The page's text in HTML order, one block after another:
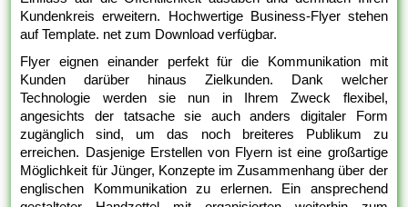
Kundenkreis erweitern. Hochwertige Business-Flyer stehen
auf Template. net zum Download verfügbar.
Flyer eignen einander perfekt für die Kommunikation mit
Kunden darüber hinaus Zielkunden. Dank welcher
Technologie werden sie nun in Ihrem Zweck flexibel,
angesichts der tatsache sie auch anders digitaler Form
zugänglich sind, um das noch breiteres Publikum zu
erreichen. Dasjenige Erstellen von Flyern ist eine großartige
Möglichkeit für Jünger, Konzepte im Zusammenhang über der
englischen Kommunikation zu erlernen. Ein ansprechend